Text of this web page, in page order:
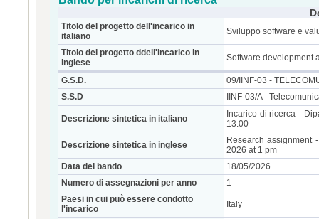
Titolo del progetto dell'incarico in
italiano
Sviluppo software e
Titolo del progetto ddell'incarico in
inglese
Software development
G.S.D.
09/IINF-03 -
S.S.D
IINF-03/A -
Descrizione sintetica in italiano
Incarico di ricerca -
13.00
Descrizione sintetica in inglese
Research assignment
2026 at 1 pm
Data del bando
18/05/2026
Numero di assegnazioni per anno
1
Paesi in cui può essere condotto
l'incarico
Italy